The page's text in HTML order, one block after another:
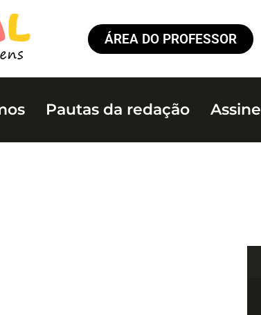
ÁREA DO PROFESSOR
Pautas da redação Assine